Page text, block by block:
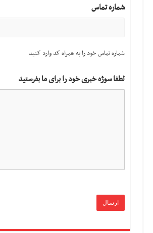
شماره تماس
شماره تماس خود را به همراه کد وارد کنید
لطفا سوژه خبری خود را برای ما بفرستید